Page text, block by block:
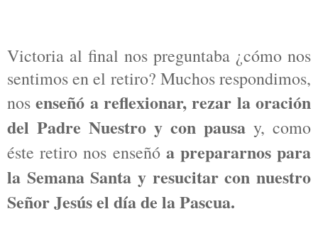
Victoria al final nos preguntaba ¿cómo nos
sentimos en el retiro? Muchos respondimos,
nosenseñó a reflexionar, rezar la oración
del Padre Nuestro y con pausa y, como
éste retiro nos enseñó a prepararnos para
la Semana Santa y resucitar con nuestro
Señor Jesús el día de la Pascua.